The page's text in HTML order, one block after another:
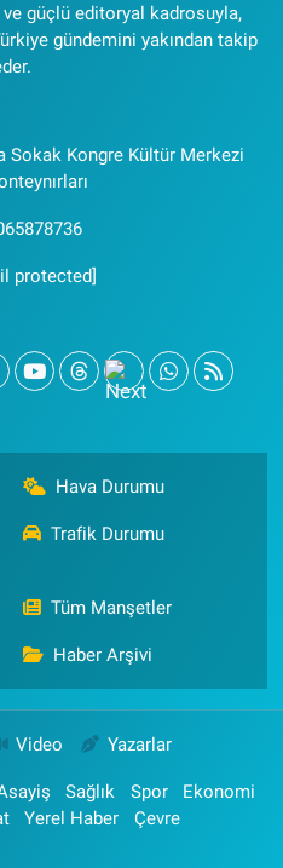
güçlü editoryal kadrosuyla,
gündemini yakından takip
Sokak Kongre Kültür Merkezi
protected]
Hava Durumu
Trafik Durumu
Tüm Manşetler
Haber Arşivi
Video Yazarlar
Sağlık Spor
Ekonomi
Yerel Haber Çevre